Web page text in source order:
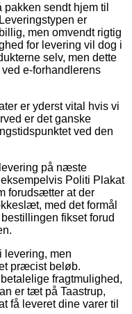
sendt hjem til
er
men omvendt rigtig
for levering vil dog i
selv, men dette
e-forhandlerens
er yderst vital hvis vi
er det ganske
ved den
på næste
Politi Plakat
forudsætter at der
med det formål
fikset forud
levering, men
præcist beløb.
fragtmulighed,
er tæt på Taastrup,
få leveret dine varer til